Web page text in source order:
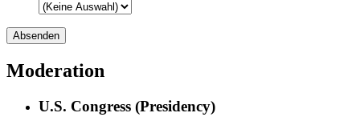
Moderation
U.S. Congress (Presidency)